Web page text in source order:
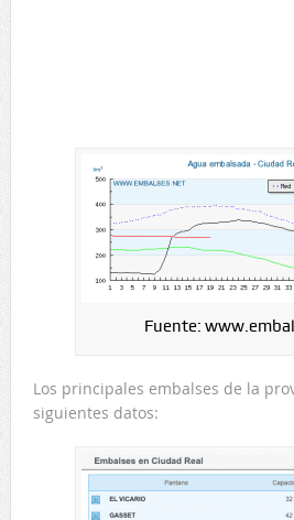
Fuente:
Los principales embalses de la
siguientes datos: